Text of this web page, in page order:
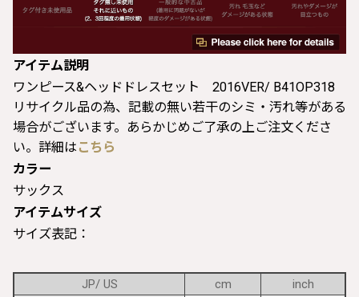
アイテム説明
ワンピース&ヘッドドレスセット 2016VER/ B41OP318
リサイクル品の為、記載の無い若干のシミ・汚れ等がある
場合がございます。あらかじめご了承の上ご注文くださ
い。詳細は こちら
カラー
サックス
アイテムサイズ
サイズ表記：
JP/ US cm
inch